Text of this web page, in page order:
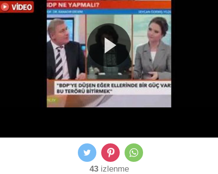
43izlenme